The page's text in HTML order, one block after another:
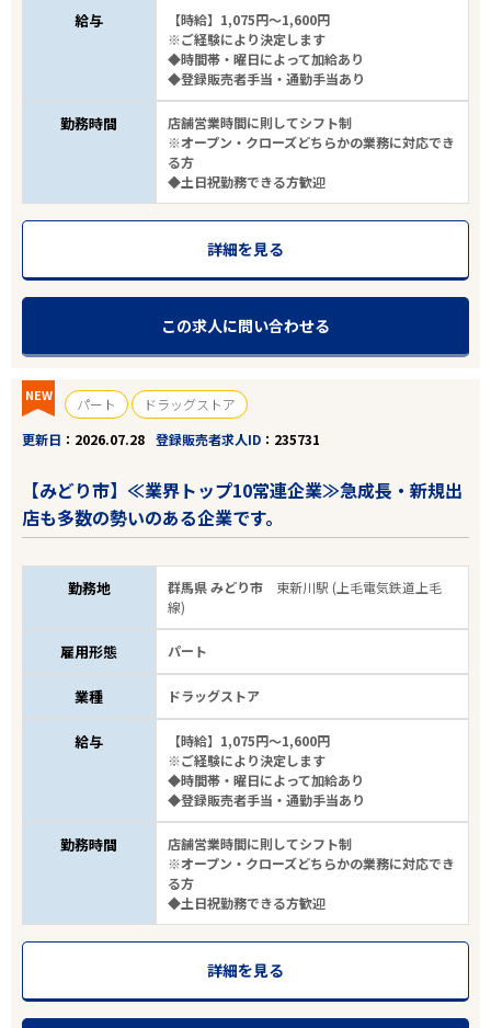
給与
【時給】1,075円～1,600円
※ご経験により決定します
◆時間帯・曜日によって加給あり
◆登録販売者手当・通勤手当あり
勤務時間
店舗営業時間に則してシフト制
※オープン・クローズどちらかの業務に対応でき
る方
◆土日祝勤務できる方歓迎
詳細を見る
この求人に問い合わせる
NEW パート
ドラッグストア
更新日
2026.07.28 登録販売者求人ID 235731
【みどり市】≪業界トップ10常連企業≫急成長・新規出
店も多数の勢いのある企業です。
勤務地 群馬県 みどり市 東新川駅 (上毛電気鉄道上毛
線)
雇用形態 パート
業種 ドラッグストア
給与
【時給】1,075円～1,600円
※ご経験により決定します
◆時間帯・曜日によって加給あり
◆登録販売者手当・通勤手当あり
勤務時間
店舗営業時間に則してシフト制
※オープン・クローズどちらかの業務に対応でき
る方
◆土日祝勤務できる方歓迎
詳細を見る